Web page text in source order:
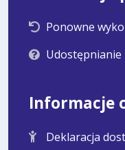
Ponowne
Informacje
Deklaracja